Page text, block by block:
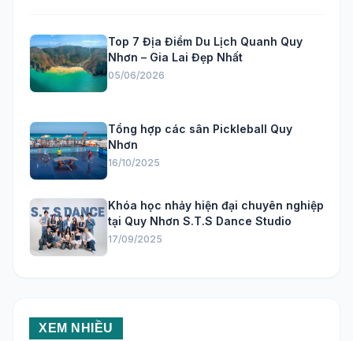
Top 7 Địa Điểm Du Lịch Quanh Quy
Nhơn – Gia Lai Đẹp Nhất
05/06/2026
Tổng hợp các sân Pickleball Quy
Nhơn
16/10/2025
Khóa học nhảy hiện đại chuyên nghiệp
tại Quy Nhơn S.T.S Dance Studio
17/09/2025
XEM NHIỀU